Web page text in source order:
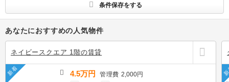
条件保存をする
あなたにおすすめの人気物件
ネイビースクエア 1階の賃貸
新着 4.5万円 管理費2,000円